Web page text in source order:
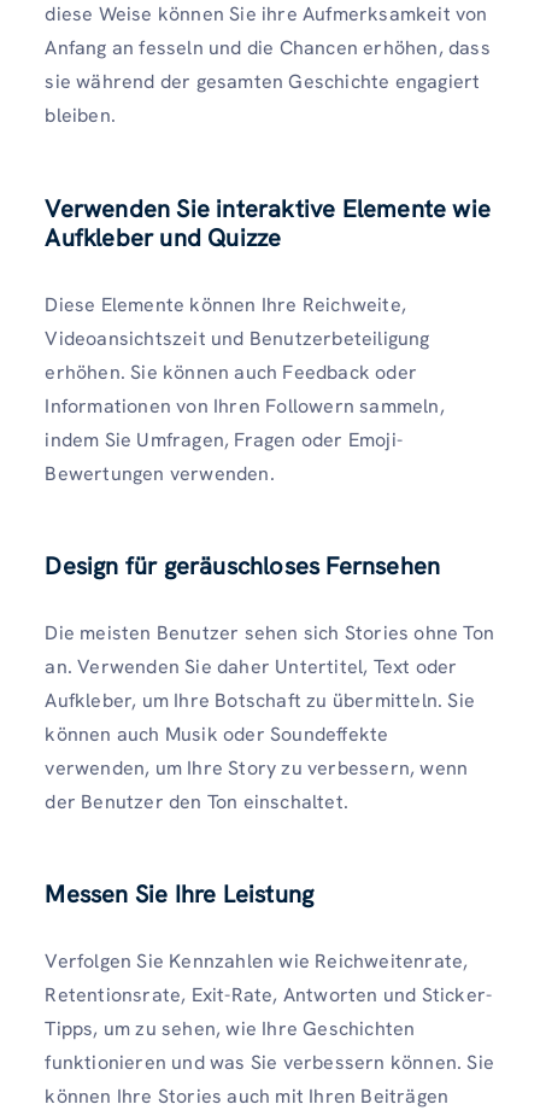
diese Weise können Sie ihre Aufmerksamkeit von
Anfang an fesseln und die Chancen erhöhen, dass
sie während der gesamten Geschichte engagiert
bleiben.
Verwenden Sie interaktive Elemente wie
Aufkleber und Quizze
Diese Elemente können Ihre Reichweite,
Videoansichtszeit und Benutzerbeteiligung
erhöhen. Sie können auch Feedback oder
Informationen von Ihren Followern sammeln,
indem Sie Umfragen, Fragen oder Emoji-
Bewertungen verwenden.
Design für geräuschloses Fernsehen
Die meisten Benutzer sehen sich Stories ohne Ton
an. Verwenden Sie daher Untertitel, Text oder
Aufkleber, um Ihre Botschaft zu übermitteln. Sie
können auch Musik oder Soundeffekte
verwenden, um Ihre Story zu verbessern, wenn
der Benutzer den Ton einschaltet.
Messen Sie Ihre Leistung
Verfolgen Sie Kennzahlen wie Reichweitenrate,
Retentionsrate, Exit-Rate, Antworten und Sticker-
Tipps, um zu sehen, wie Ihre Geschichten
funktionieren und was Sie verbessern können. Sie
können Ihre Stories auch mit Ihren Beiträgen